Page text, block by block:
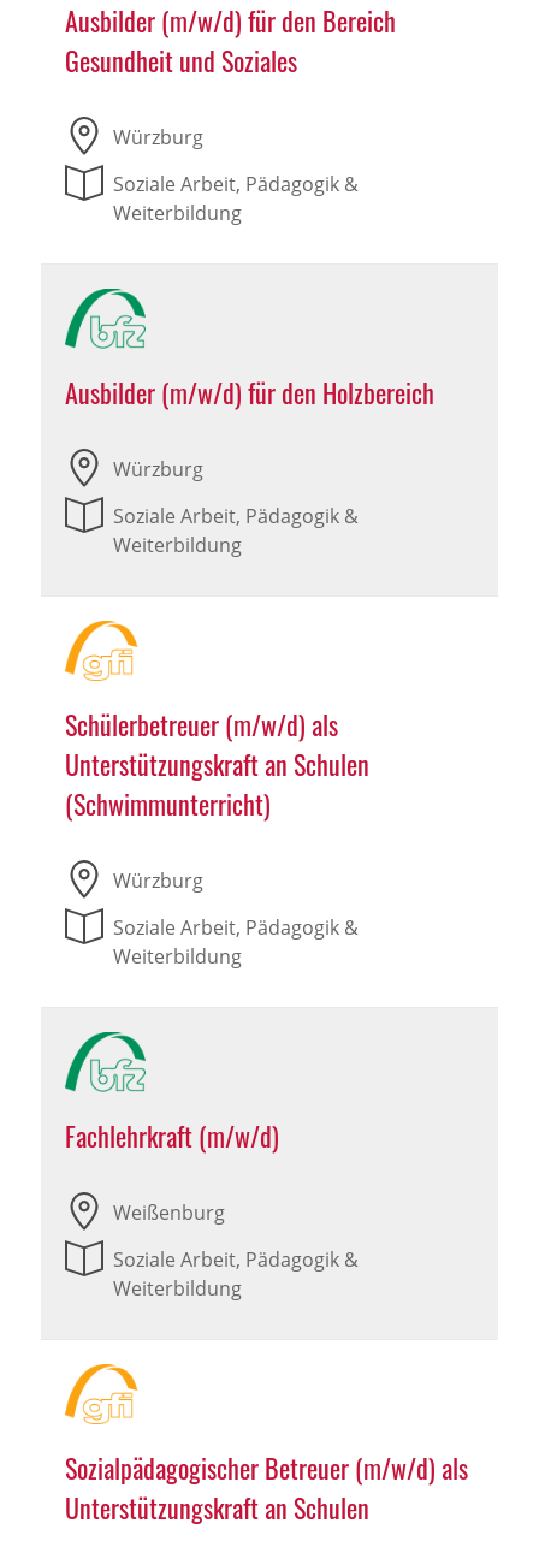
Ausbilder (m/w/d) für den Bereich
Gesundheit und Soziales
Würzburg
Soziale Arbeit, Pädagogik &
Weiterbildung
Ausbilder (m/w/d) für den Holzbereich
Würzburg
Soziale Arbeit, Pädagogik &
Weiterbildung
Schülerbetreuer (m/w/d) als
Unterstützungskraft an Schulen
(Schwimmunterricht)
Würzburg
Soziale Arbeit, Pädagogik &
Weiterbildung
Fachlehrkraft (m/w/d)
Weißenburg
Soziale Arbeit, Pädagogik &
Weiterbildung
Sozialpädagogischer Betreuer (m/w/d) als
Unterstützungskraft an Schulen